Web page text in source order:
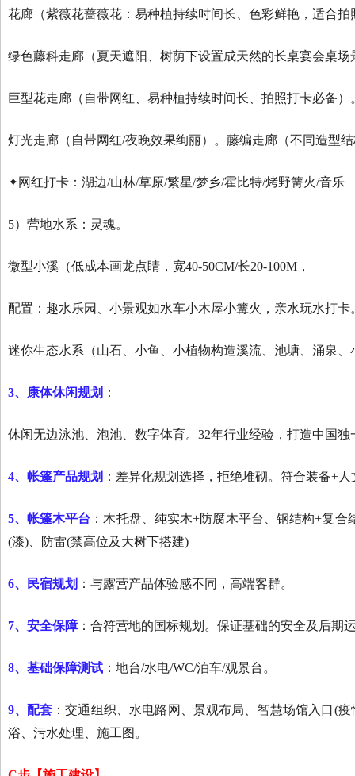
花廊（紫薇花蔷薇花：易种植持续时间长、色彩鲜艳，适合拍
绿色藤科走廊（夏天遮阳、树荫下设置成天然的长桌宴会桌场
巨型花走廊（自带网红、易种植持续时间长、拍照打卡必备）
灯光走廊（自带网红/夜晚效果绚丽）。藤编走廊（不同造型
✦网红打卡：湖边/山林/草原/繁星/梦乡/霍比特/烤野篝火/音乐
5）营地水系：灵魂。
微型小溪（低成本画龙点睛，宽40-50CM/长20-100M，
配置：趣水乐园、小景观如水车小木屋小篝火，亲水玩水打卡
迷你生态水系（山石、小鱼、小植物构造溪流、池塘、涌泉、
3、康体休闲规划 ：
休闲无边泳池、泡池、数字体育。32年行业经验，打造中国
4、帐篷产品规划 ：差异化规划选择，拒绝堆砌。符合装备+
5、帐篷木平台 ：木托盘、纯实木+防腐木平台、钢结构+复
(漆)、防雷(禁高位及大树下搭建)
6、民宿规划 ：与露营产品体验感不同，高端客群。
7、安全保障：合符营地的国标规划。保证基础的安全及后期
8、基础保障测试：地台/水电/WC/泊车/观景台。
9、配套 ：交通组织、水电路网、景观布局、智慧场馆入口(
浴、污水处理、施工图。